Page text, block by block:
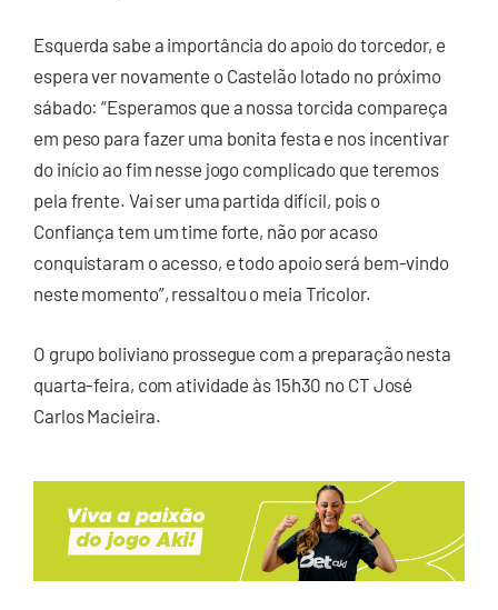
Esquerda sabe a importância do apoio do torcedor, e
espera ver novamente o Castelão lotado no próximo
sábado: “Esperamos que a nossa torcida compareça
em peso para fazer uma bonita festa e nos incentivar
do início ao fim nesse jogo complicado que teremos
pela frente. Vai ser uma partida difícil, pois o
Confiança tem um time forte, não por acaso
conquistaram o acesso, e todo apoio será bem-vindo
neste momento”, ressaltou o meia Tricolor.
O grupo boliviano prossegue com a preparação nesta
quarta-feira, com atividade às 15h30 no CT José
Carlos Macieira.